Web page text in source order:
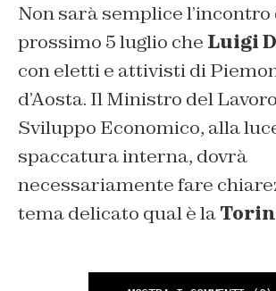
Non sarà semplice l’incontro
prossimo 5 luglio che Luigi
con eletti e attivisti di
d’Aosta. Il Ministro del
Sviluppo Economico, alla
spaccatura interna, dovrà
necessariamente fare
tema delicato qual è la